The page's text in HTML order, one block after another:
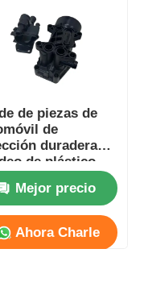
de piezas de
de
duradera
de plástico
con
Mejor precio
Ahora Charle